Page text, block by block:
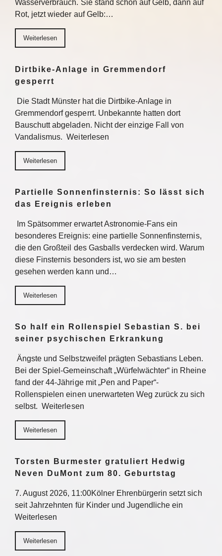
Wasserverbrauch. Sie stand schon auf Gelb, dann auf
Rot, jetzt wieder auf Gelb:…
Weiterlesen
Dirtbike-Anlage in Gremmendorf
gesperrt
Die Stadt Münster hat die Dirtbike-Anlage in
Gremmendorf gesperrt. Unbekannte hatten dort
Bauschutt abgeladen. Nicht der einzige Fall von
Vandalismus. Weiterlesen
Weiterlesen
Partielle Sonnenfinsternis: So lässt sich
das Ereignis erleben
Im Spätsommer erwartet Astronomie-Fans ein
besonderes Ereignis: eine partielle Sonnenfinsternis,
die den Großteil des Gasballs verdecken wird. Warum
diese Finsternis besonders ist, wo sie am besten
gesehen werden kann und…
Weiterlesen
So half ein Rollenspiel Sebastian S. bei
seiner psychischen Erkrankung
Ängste und Selbstzweifel prägten Sebastians Leben.
Bei der Spiel-Gemeinschaft „Würfelwächter“ in Rheine
fand der 44-Jährige mit „Pen and Paper“-
Rollenspielen einen unerwarteten Weg zurück zu sich
selbst. Weiterlesen
Weiterlesen
Torsten Burmester gratuliert Hedwig
Neven DuMont zum 80. Geburtstag
7. August 2026, 11:00Kölner Ehrenbürgerin setzt sich
seit Jahrzehnten für Kinder und Jugendliche ein
Weiterlesen
Weiterlesen